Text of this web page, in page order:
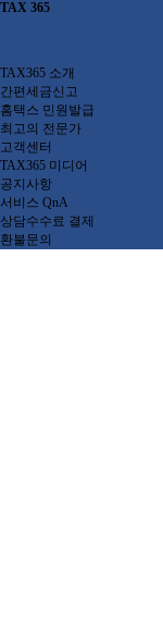
TAX 365
TAX365 소개
간편세금신고
홈택스 민원발급
최고의 전문가
고객센터
TAX365 미디어
공지사항
서비스 QnA
상담수수료 결제
환불문의
공지사항
목록
고객센터
공지사항
서비스 QnA
상담수수료 결제
환불문의
최근글